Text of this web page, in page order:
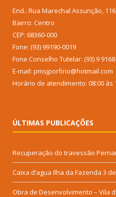
End.: Rua Marechal Assunção, 116
Bairro: Centro
CEP: 68360-000
Fone: (93) 99190-0019
Fone Conselho Tutelar: (93) 9
E-mail: pmsjporfirio@hotmail.com
Horário de atendimento: 08:00 às
ÚLTIMAS PUBLICAÇÕES
Recuperação do travessão
Caixa d’agua Ilha da Fazenda 3
Obra de Desenvolvimento – Vila